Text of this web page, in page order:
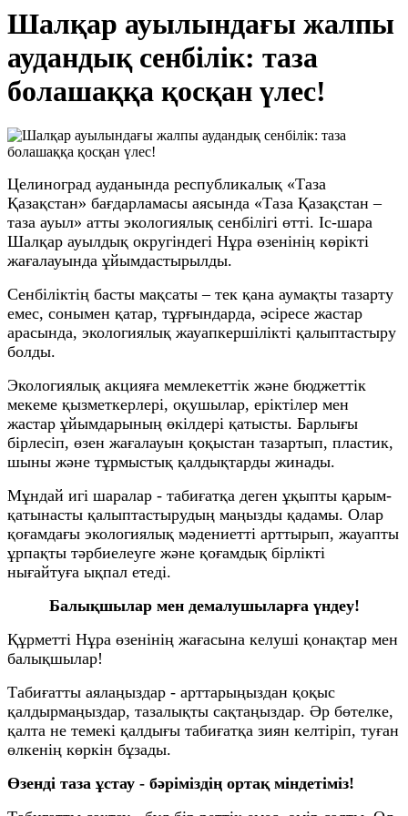
Шалқар ауылындағы жалпы
аудандық сенбілік: таза
болашаққа қосқан үлес!
Целиноград ауданында республикалық «Таза
Қазақстан» бағдарламасы аясында «Таза Қазақстан –
таза ауыл» атты экологиялық сенбілігі өтті. Іс-шара
Шалқар ауылдық округіндегі Нұра өзенінің көрікті
жағалауында ұйымдастырылды.
Сенбіліктің басты мақсаты – тек қана аумақты тазарту
емес, сонымен қатар, тұрғындарда, әсіресе жастар
арасында, экологиялық жауапкершілікті қалыптастыру
болды.
Экологиялық акцияға мемлекеттік және бюджеттік
мекеме қызметкерлері, оқушылар, еріктілер мен
жастар ұйымдарының өкілдері қатысты. Барлығы
бірлесіп, өзен жағалауын қоқыстан тазартып, пластик,
шыны және тұрмыстық қалдықтарды жинады.
Мұндай игі шаралар - табиғатқа деген ұқыпты қарым-
қатынасты қалыптастырудың маңызды қадамы. Олар
қоғамдағы экологиялық мәдениетті арттырып, жауапты
ұрпақты тәрбиелеуге және қоғамдық бірлікті
нығайтуға ықпал етеді.
Балықшылар мен демалушыларға үндеу!
Құрметті Нұра өзенінің жағасына келуші қонақтар мен
балықшылар!
Табиғатты аялаңыздар - арттарыңыздан қоқыс
қалдырмаңыздар, тазалықты сақтаңыздар. Әр бөтелке,
қалта не темекі қалдығы табиғатқа зиян келтіріп, туған
өлкенің көркін бұзады.
Өзенді таза ұстау - бәріміздің ортақ міндетіміз!